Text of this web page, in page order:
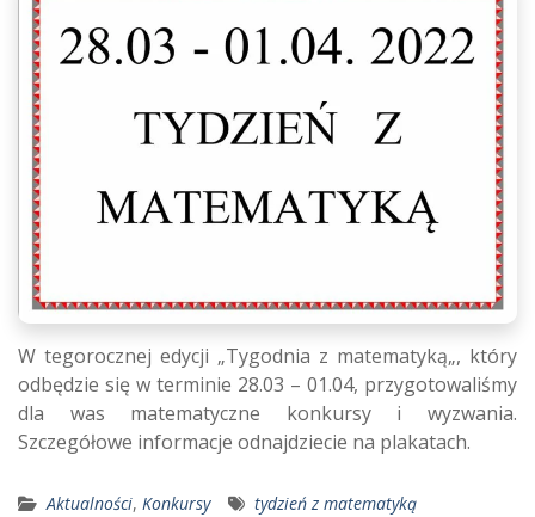
W tegorocznej edycji „Tygodnia z matematyką„, który
odbędzie się w terminie 28.03 – 01.04, przygotowaliśmy
dla was matematyczne konkursy i wyzwania.
Szczegółowe informacje odnajdziecie na plakatach.
Aktualności, Konkursy tydzień z matematyką